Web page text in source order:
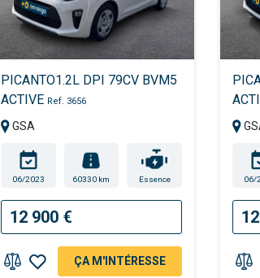
PICANTO1.2L DPI 79CV BVM5
ACTIVE Ref. 3656
GSA
06/2023 60330 km Essence
12 900 €
ÇA M'INTÉRESSE
06/